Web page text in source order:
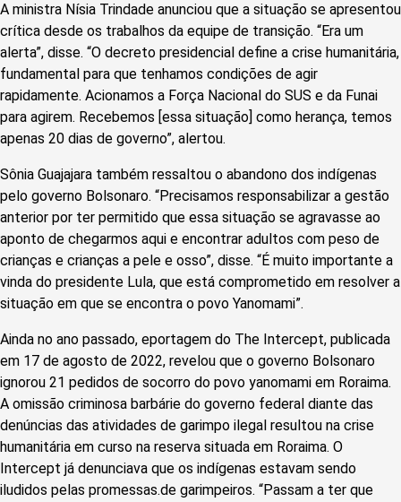
A ministra Nísia Trindade anunciou que a situação se apresentou
crítica desde os trabalhos da equipe de transição. “Era um
alerta”, disse. “O decreto presidencial define a crise humanitária,
fundamental para que tenhamos condições de agir
rapidamente. Acionamos a Força Nacional do SUS e da Funai
para agirem. Recebemos [essa situação] como herança, temos
apenas 20 dias de governo”, alertou.
Sônia Guajajara também ressaltou o abandono dos indígenas
pelo governo Bolsonaro. “Precisamos responsabilizar a gestão
anterior por ter permitido que essa situação se agravasse ao
aponto de chegarmos aqui e encontrar adultos com peso de
crianças e crianças a pele e osso”, disse. “É muito importante a
vinda do presidente Lula, que está comprometido em resolver a
situação em que se encontra o povo Yanomami”.
Ainda no ano passado, eportagem do The Intercept, publicada
em 17 de agosto de 2022, revelou que o governo Bolsonaro
ignorou 21 pedidos de socorro do povo yanomami em Roraima.
A omissão criminosa barbárie do governo federal diante das
denúncias das atividades de garimpo ilegal resultou na crise
humanitária em curso na reserva situada em Roraima. O
Intercept já denunciava que os indígenas estavam sendo
iludidos pelas promessas.de garimpeiros. “Passam a ter que